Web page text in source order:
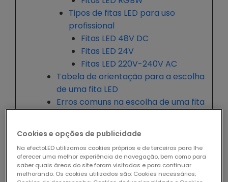
Tipos de fitas LED para uso
profissional
Fitas LED 48V DC
Fitas LED 24V
Fitas LED 220V-240V AC
Tabela de orientação para a escolha
de uma fita LED
Erros comuns na escolha de uma fita
O que indica a potência de
uma fita LED
Cookies e opções de publicidade
Na efectoLED utilizamos cookies próprios e de terceiros para lhe
oferecer uma melhor experiência de navegação, bem como para
saber quais áreas do site foram visitadas e para continuar
melhorando. Os cookies utilizados são: Cookies necessários;